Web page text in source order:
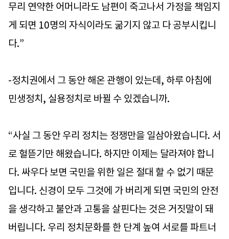
무리 연약한 어머니라도 남편이 죽고나서 가정을 책임지
게 되면 10명의 자식이라도 굶기지 않고 다 공부시킵니
다.”
-정치권에서 그 동안 해온 관행이 있는데, 하루 아침에
민생정치, 실용정치로 바뀔 수 있겠습니까.
“사실 그 동안 우리 정치는 정쟁만을 일삼아왔습니다. 서
로 헐뜯기만 해왔습니다. 하지만 이제는 달라져야 합니
다. 싸우다 보면 국민을 위한 일은 절대 할 수 없기 때문
입니다. 신경이 모두 그것에 가 버리게 되면 국민의 안전
을 생각하고 불안과 고통을 살핀다는 것은 거짓말이 돼
버립니다. 우리 정치문화를 한 단계 높여 서로를 파트너